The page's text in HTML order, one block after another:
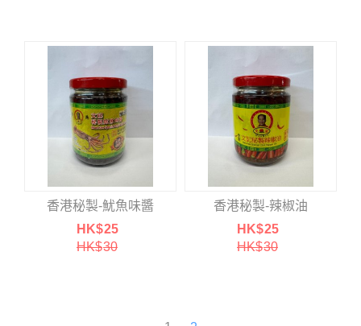
香港秘製-魷魚味醬
HK$25
HK$30
香港秘製-辣椒油
HK$25
HK$30